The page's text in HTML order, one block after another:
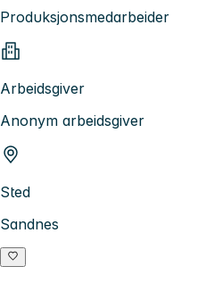
Produksjonsmedarbeider
Arbeidsgiver
Anonym arbeidsgiver
Sted
Sandnes